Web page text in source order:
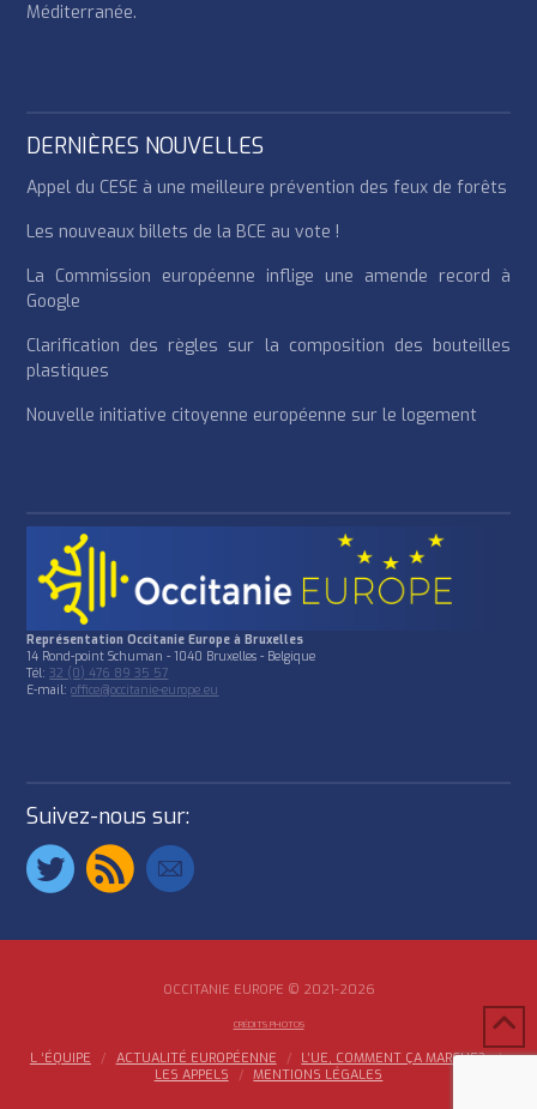
Méditerranée.
DERNIÈRES NOUVELLES
Appel du CESE à une meilleure prévention des feux de forêts
Les nouveaux billets de la BCE au vote !
La Commission européenne inflige une amende record à
Google
Clarification des règles sur la composition des bouteilles
plastiques
Nouvelle initiative citoyenne européenne sur le logement
Représentation Occitanie Europe à Bruxelles
14 Rond-point Schuman - 1040 Bruxelles - Belgique
Tél:32 (0) 476 89 35 57
E-mail:office@occitanie-europe.eu
Suivez-nous sur:
OCCITANIE EUROPE © 2021-2026
CRÉDITS PHOTOS
L ‘ÉQUIPE ACTUALITÉ EUROPÉENNE
L’UE, COMMENT ÇA MARCHE?
LES APPELS
MENTIONS LÉGALES